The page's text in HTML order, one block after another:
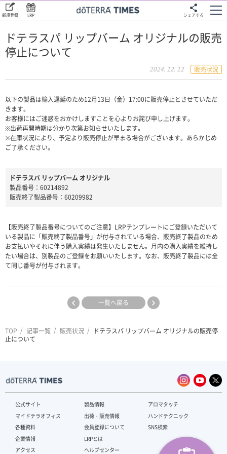
LRP
新規登録 シェアする
ドテラスパ リップバーム オリジナルの販売
停止について
2024. 12. 12 販売状況
以下の製品は輸入遅延のため12月13日（金）17:00に販売停止とさせていただ
きます。
お客様にはご迷惑をおかけしますことを心よりお詫び申し上げます。
※出荷再開時期は分かり次第お知らせいたします。
※在庫状況により、予定より販売停止が早まる場合がございます。あらかじめ
ご了承ください。
ドテラスパ リップバーム オリジナル
製品番号：60214892
販売終了製品番号：60209982
【販売終了製品番号についてのご注意】LRPテンプレートにご登録いただいて
いる製品に「販売終了製品番号」が付与されている場合、販売終了製品のため
お支払いやそれに伴う購入実績は発生いたしません。月内の購入実績を維持し
たい場合は、別製品のご登録をお願いいたします。なお、販売終了製品には全
て同じ番号が付与されます。
一覧へ戻る
TOP 記事一覧 販売状況
ドテラスパ リップバーム オリジナルの販売停
止について
公式サイト
マイドテラオフィス
各種資料
企業情報
アクセス
製品情報
出荷・販売情報
会員登録について
LRPとは
ヘルプセンター
アロマタッチ
ハンドテクニック
SNS検索